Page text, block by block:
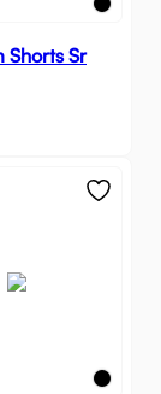
Shorts Sr